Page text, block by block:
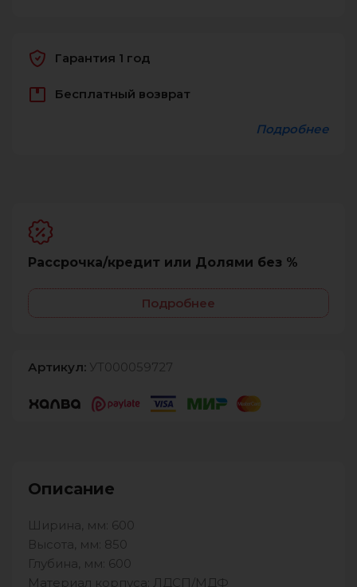
Гарантия 1 год
Бесплатный возврат
Подробнее
Рассрочка/кредит или Долями без %
Подробнее
Артикул: УТ000059727
Описание
Ширина, мм: 600
Высота, мм: 850
Глубина, мм: 600
Материал корпуса: ЛДСП/МДФ